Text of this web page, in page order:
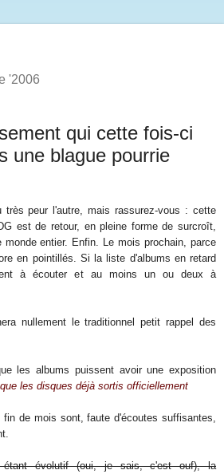
'2006
qui cette fois-ci
une blague pourrie
peur l'autre, mais rassurez-vous : cette
est de retour, en pleine forme de surcroît,
entier. Enfin. Le mois prochain, parce
en pointillés. Si la liste d'albums en retard
à écouter et au moins un ou deux à
nullement le traditionnel petit rappel des
les albums puissent avoir une exposition
les disques déjà sortis officiellement
de mois sont, faute d'écoutes suffisantes,
étant évolutif (oui, je sais, c'est ouf), la